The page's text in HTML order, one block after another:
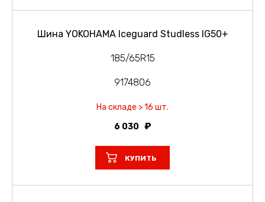
Шина YOKOHAMA Iceguard Studless IG50+
185/65R15
9174806
На складе > 16 шт.
6 030
КУПИТЬ